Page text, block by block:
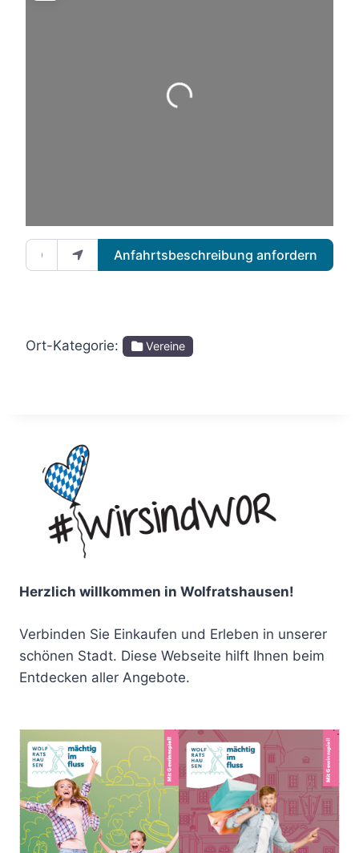
Wird geladen …
Gib deinen Standort ein.Anfahrtsbeschreibung anfordern
Ort-Kategorie: Vereine
Herzlich willkommen in Wolfratshausen!
Verbinden Sie Einkaufen und Erleben in unserer
schönen Stadt. Diese Webseite hilft Ihnen beim
Entdecken aller Angebote.